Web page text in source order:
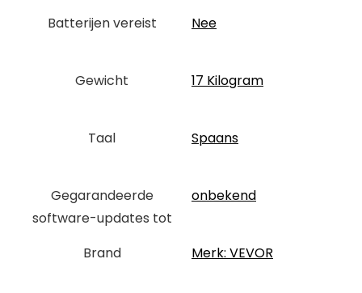
Batterijen vereist ‎Nee
Gewicht ‎17 Kilogram
Taal ‎Spaans
Gegarandeerde
software-updates tot
‎onbekend
Brand Merk: VEVOR